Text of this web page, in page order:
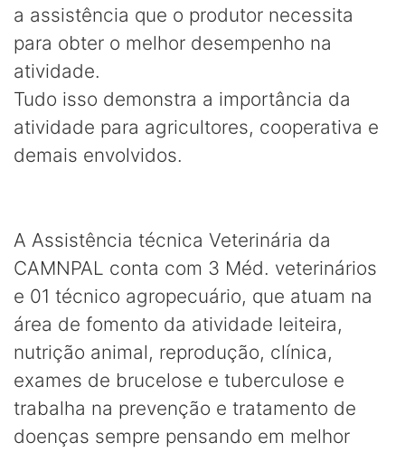
a assistência que o produtor necessita
para obter o melhor desempenho na
atividade.
Tudo isso demonstra a importância da
atividade para agricultores, cooperativa e
demais envolvidos.
A Assistência técnica Veterinária da
CAMNPAL conta com 3 Méd. veterinários
e 01 técnico agropecuário, que atuam na
área de fomento da atividade leiteira,
nutrição animal, reprodução, clínica,
exames de brucelose e tuberculose e
trabalha na prevenção e tratamento de
doenças sempre pensando em melhor